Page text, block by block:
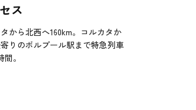
ス
から北西へ160km。コルカタか
りのボルプール駅まで特急列車
。